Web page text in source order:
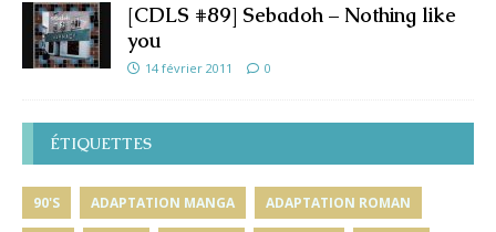
[CDLS #89] Sebadoh – Nothing like
you
14 février 2011 0
ÉTIQUETTES
90'S ADAPTATION MANGA ADAPTATION ROMAN